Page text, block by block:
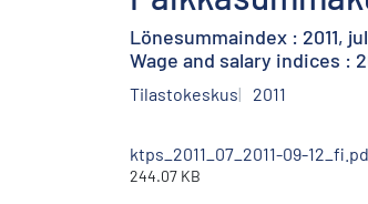
Lönesummaindex : 2011,
Wage and salary indices :
Tilastokeskus 2011
ktps_2011_07_2011-09-
244.07 KB